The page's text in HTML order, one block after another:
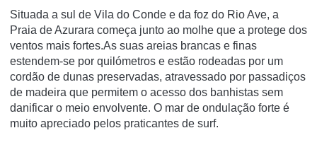
Situada a sul de Vila do Conde e da foz do Rio Ave, a
Praia de Azurara começa junto ao molhe que a protege dos
ventos mais fortes.As suas areias brancas e finas
estendem-se por quilómetros e estão rodeadas por um
cordão de dunas preservadas, atravessado por passadiços
de madeira que permitem o acesso dos banhistas sem
danificar o meio envolvente. O mar de ondulação forte é
muito apreciado pelos praticantes de surf.